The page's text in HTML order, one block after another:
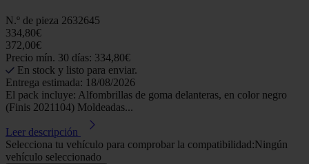
N.º de pieza 2632645
334,80€
372,00€
Precio mín. 30 días: 334,80€
En stock y listo para enviar.
Entrega estimada: 18/08/2026
El pack incluye: Alfombrillas de goma delanteras, en color negro
(Finis 2021104) Moldeadas...
Leer descripción
Selecciona tu vehículo para comprobar la compatibilidad:Ningún
vehículo seleccionado